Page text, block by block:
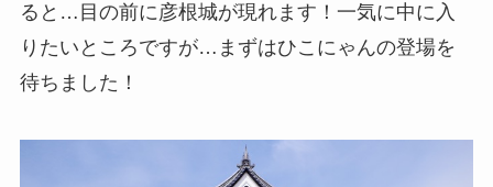
ると…目の前に彦根城が現れます！一気に中に入
りたいところですが…まずはひこにゃんの登場を
待ちました！